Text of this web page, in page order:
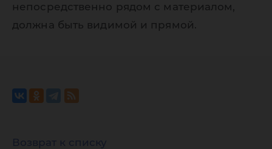
непосредственно рядом с материалом,
должна быть видимой и прямой.
Возврат к списку